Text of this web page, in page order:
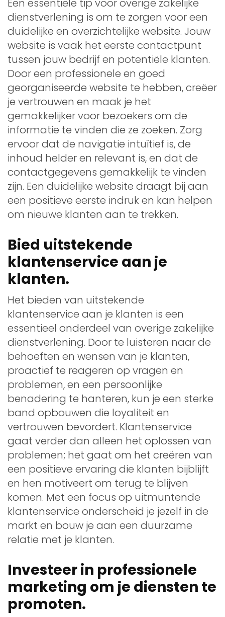
dienstverlening is om te zorgen voor een
duidelijke en overzichtelijke website. Jouw
website is vaak het eerste contactpunt
tussen jouw bedrijf en potentiële klanten.
Door een professionele en goed
georganiseerde website te hebben, creëer
je vertrouwen en maak je het
gemakkelijker voor bezoekers om de
informatie te vinden die ze zoeken. Zorg
ervoor dat de navigatie intuïtief is, de
inhoud helder en relevant is, en dat de
contactgegevens gemakkelijk te vinden
zijn. Een duidelijke website draagt bij aan
een positieve eerste indruk en kan helpen
om nieuwe klanten aan te trekken.
Bied uitstekende
klantenservice aan je
klanten.
Het bieden van uitstekende
klantenservice aan je klanten is een
essentieel onderdeel van overige zakelijke
dienstverlening. Door te luisteren naar de
behoeften en wensen van je klanten,
proactief te reageren op vragen en
problemen, en een persoonlijke
benadering te hanteren, kun je een sterke
band opbouwen die loyaliteit en
vertrouwen bevordert. Klantenservice
gaat verder dan alleen het oplossen van
problemen; het gaat om het creëren van
een positieve ervaring die klanten bijblijft
en hen motiveert om terug te blijven
komen. Met een focus op uitmuntende
klantenservice onderscheid je jezelf in de
markt en bouw je aan een duurzame
relatie met je klanten.
Investeer in professionele
marketing om je diensten te
promoten.